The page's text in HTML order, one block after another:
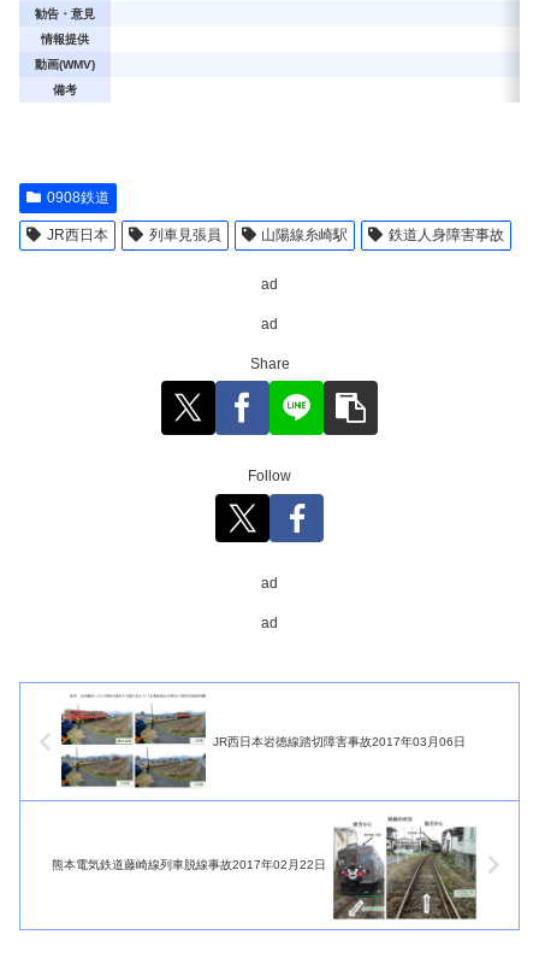
勧告・意見
情報提供
動画(WMV)
備考
0908鉄道
JR西日本 列車見張員 山陽線糸崎駅 鉄道人身障害事故
ad
ad
Share
Follow
ad
ad
JR西日本岩徳線踏切障害事故2017年03月06日
熊本電気鉄道藤崎線列車脱線事故2017年02月22日